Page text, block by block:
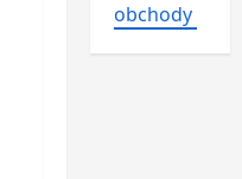
obchody